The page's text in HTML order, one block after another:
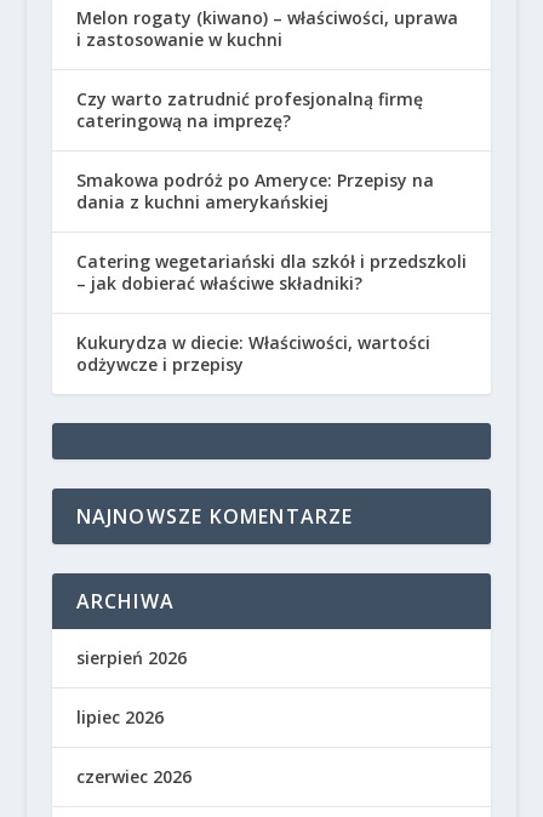
Melon rogaty (kiwano) – właściwości, uprawa
i zastosowanie w kuchni
Czy warto zatrudnić profesjonalną firmę
cateringową na imprezę?
Smakowa podróż po Ameryce: Przepisy na
dania z kuchni amerykańskiej
Catering wegetariański dla szkół i przedszkoli
– jak dobierać właściwe składniki?
Kukurydza w diecie: Właściwości, wartości
odżywcze i przepisy
NAJNOWSZE KOMENTARZE
ARCHIWA
sierpień 2026
lipiec 2026
czerwiec 2026